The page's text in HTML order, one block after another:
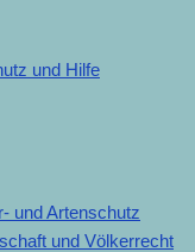
und Hilfe
und Artenschutz
und Völkerrecht